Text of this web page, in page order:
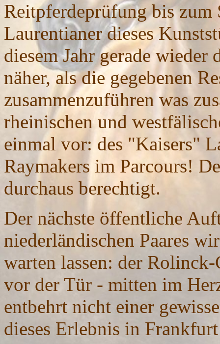
Reitpferdeprüfung bis zum
Laurentianer dieses
diesem Jahr gerade wieder
näher, als die gegebenen
zusammenzuführen was
rheinischen und
einmal vor: des "Kaisers"
Raymakers im Parcours!
durchaus berechtigt.
Der nächste öffentliche
niederländischen Paares
warten lassen: der
vor der Tür - mitten im
entbehrt nicht einer
dieses Erlebnis in